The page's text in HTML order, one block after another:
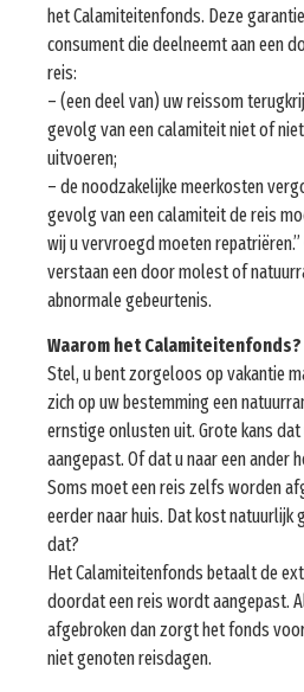
het Calamiteitenfonds. Deze
consument die deelneemt aan een
reis:
– (een deel van) uw reissom
gevolg van een calamiteit niet of
uitvoeren;
– de noodzakelijke meerkosten
gevolg van een calamiteit de reis
wij u vervroegd moeten
verstaan een door molest of
abnormale gebeurtenis.
Waarom het Calamiteitenfonds?
Stel, u bent zorgeloos op vakantie
zich op uw bestemming een
ernstige onlusten uit. Grote kans
aangepast. Of dat u naar een ander
Soms moet een reis zelfs worden
eerder naar huis. Dat kost natuurlijk
dat?
Het Calamiteitenfonds betaalt de
doordat een reis wordt aangepast.
afgebroken dan zorgt het fonds
niet genoten reisdagen.